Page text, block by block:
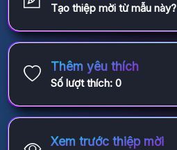
Tạo thiệp mời từ mẫu này?
Thêm yêu thích
Số lượt thích: 0
Xem trước thiệp mời